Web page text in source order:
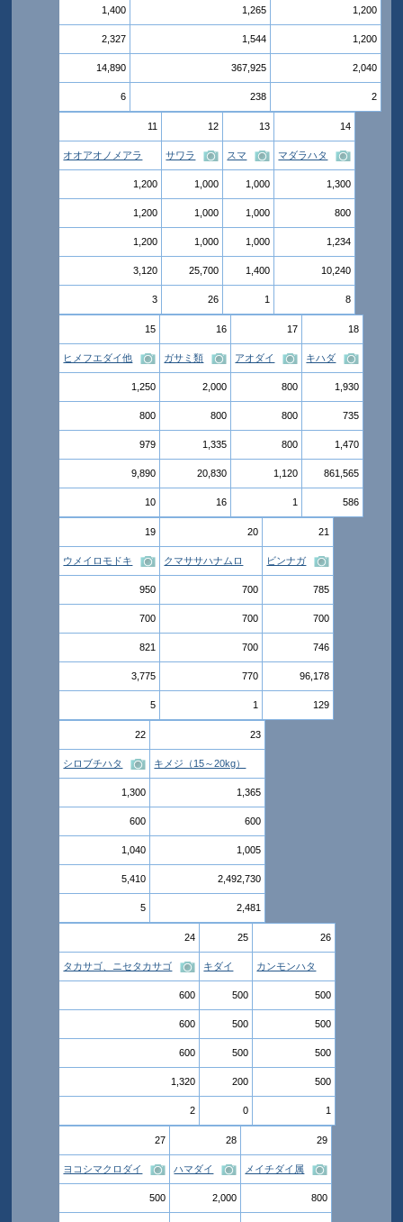
1,400
2,327
14,890
6
1,265
1,544
367,925
238
1,200
1,200
2,040
2
11
オオアオノメアラ
1,200
1,200
1,200
3,120
3
12
サワラ
1,000
1,000
1,000
25,700
26
13
スマ
1,000
1,000
1,000
1,400
1
14
マダラハタ
1,300
800
1,234
10,240
8
15
ヒメフエダイ他
1,250
800
979
9,890
10
16
ガサミ類
2,000
800
1,335
20,830
16
17
アオダイ
800
800
800
1,120
1
18
キハダ
1,930
735
1,470
861,565
586
19
ウメイロモドキ
950
700
821
3,775
5
20
クマササハナムロ
700
700
700
770
1
21
ビンナガ
785
700
746
96,178
129
22
シロブチハタ
1,300
600
1,040
5,410
5
23
キメジ（15～20kg）
1,365
600
1,005
2,492,730
2,481
24
タカサゴ、ニセタカサゴ
600
600
600
1,320
2
25
キダイ
500
500
500
200
0
26
カンモンハタ
500
500
500
500
1
27
ヨコシマクロダイ
500
28
ハマダイ
2,000
29
メイチダイ属
800